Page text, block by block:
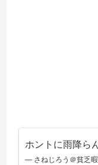
ホントに雨降ら
— さねじろう＠貧乏